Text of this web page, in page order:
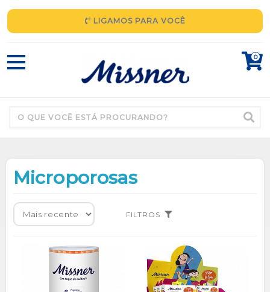
LIGAMOS PARA VOCÊ
0
Microporosas
FILTROS